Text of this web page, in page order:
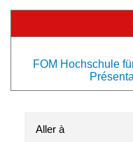
FOM Hochschule
Aller à